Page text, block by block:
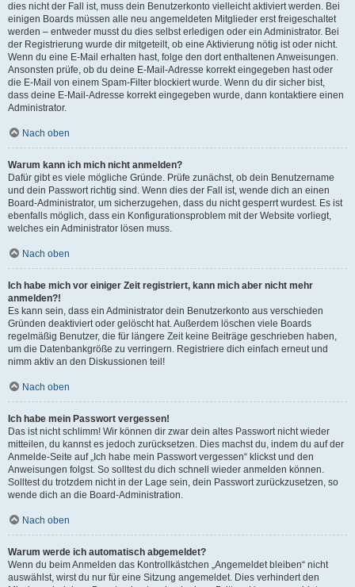
dies nicht der Fall ist, muss dein Benutzerkonto vielleicht aktiviert werden. Bei
einigen Boards müssen alle neu angemeldeten Mitglieder erst freigeschaltet
werden – entweder musst du dies selbst erledigen oder ein Administrator. Bei
der Registrierung wurde dir mitgeteilt, ob eine Aktivierung nötig ist oder nicht.
Wenn du eine E-Mail erhalten hast, folge den dort enthaltenen Anweisungen.
Ansonsten prüfe, ob du deine E-Mail-Adresse korrekt eingegeben hast oder
die E-Mail von einem Spam-Filter blockiert wurde. Wenn du dir sicher bist,
dass deine E-Mail-Adresse korrekt eingegeben wurde, dann kontaktiere einen
Administrator.
Nach oben
Warum kann ich mich nicht anmelden?
Dafür gibt es viele mögliche Gründe. Prüfe zunächst, ob dein Benutzername
und dein Passwort richtig sind. Wenn dies der Fall ist, wende dich an einen
Board-Administrator, um sicherzugehen, dass du nicht gesperrt wurdest. Es ist
ebenfalls möglich, dass ein Konfigurationsproblem mit der Website vorliegt,
welches ein Administrator lösen muss.
Nach oben
Ich habe mich vor einiger Zeit registriert, kann mich aber nicht mehr
anmelden?!
Es kann sein, dass ein Administrator dein Benutzerkonto aus verschieden
Gründen deaktiviert oder gelöscht hat. Außerdem löschen viele Boards
regelmäßig Benutzer, die für längere Zeit keine Beiträge geschrieben haben,
um die Datenbankgröße zu verringern. Registriere dich einfach erneut und
nimm aktiv an den Diskussionen teil!
Nach oben
Ich habe mein Passwort vergessen!
Das ist nicht schlimm! Wir können dir zwar dein altes Passwort nicht wieder
mitteilen, du kannst es jedoch zurücksetzen. Dies machst du, indem du auf der
Anmelde-Seite auf „Ich habe mein Passwort vergessen“ klickst und den
Anweisungen folgst. So solltest du dich schnell wieder anmelden können.
Solltest du trotzdem nicht in der Lage sein, dein Passwort zurückzusetzen, so
wende dich an die Board-Administration.
Nach oben
Warum werde ich automatisch abgemeldet?
Wenn du beim Anmelden das Kontrollkästchen „Angemeldet bleiben“ nicht
auswählst, wirst du nur für eine Sitzung angemeldet. Dies verhindert den